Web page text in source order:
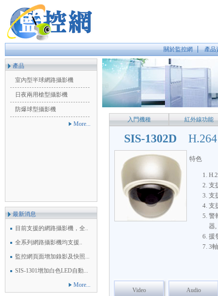
關於監控網 產品
產品
室內型半球網路攝影機
日夜兩用槍型攝影機
防爆球型攝影機
More...
最新消息
目前支援的網路攝影機，全..
全系列網路攝影機均支援..
監控網頁面增加錄影及快照...
SIS-1301增加白色LED自動...
More...
入門機種 紅外線功能
SIS-1302D
特色
支
支
支
警
器,
援
3
Video Audio